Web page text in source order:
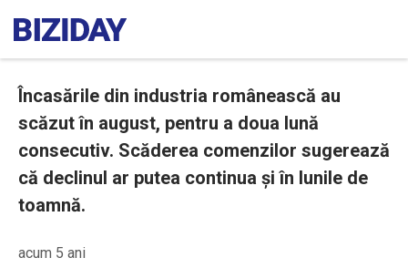
Încasările din industria românească au
scăzut în august, pentru a doua lună
consecutiv. Scăderea comenzilor sugerează
că declinul ar putea continua și în lunile de
toamnă.
acum 5 ani